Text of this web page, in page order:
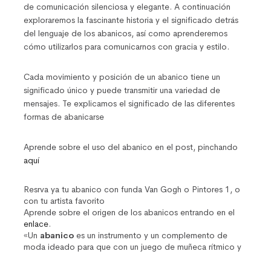
de comunicación silenciosa y elegante. A continuación
exploraremos la fascinante historia y el significado detrás
del lenguaje de los abanicos, así como aprenderemos
cómo utilizarlos para comunicarnos con gracia y estilo.
Cada movimiento y posición de un abanico tiene un
significado único y puede transmitir una variedad de
mensajes. Te explicamos el significado de las diferentes
formas de abanicarse
Aprende sobre el uso del abanico en el post, pinchando
aquí
Resrva ya tu abanico con funda Van Gogh o Pintores 1, o
con tu artista favorito
Aprende sobre el origen de los abanicos entrando en el
enlace.
«Un abanico es un instrumento y un complemento de
moda ideado para que con un juego de muñeca rítmico y